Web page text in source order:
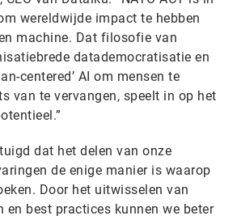
wereldwijde impact te hebben
machine. Dat filosofie van
datademocratisatie en
centered’ AI om mensen te
van te vervangen, speelt in op het
dat het delen van onze
de enige manier is waarop
Door het uitwisselen van
en best practices kunnen we beter